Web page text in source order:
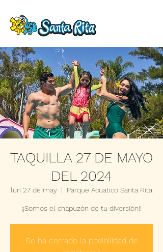
TAQUILLA 27 DE MAYO
DEL 2024
lun 27 de may
  |
Parque Acuatico Santa Rita
¡¡Somos el chapuzón de tu diversión!!
Se ha cerrado la posibilidad de